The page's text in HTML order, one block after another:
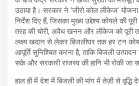
उठाया है। सरकार ने ‘जीरो कोल लीकेज’
निर्देश दिए हैं, जिसका मुख्य उद्देश्य कोयले की
तरह की चोरी, अवैध खनन और लीकेज को पूरी
लक्ष्य खदान से लेकर बिजलीघर तक हर टन
आपूर्ति सुनिश्चित करना है, ताकि बिजली उत्पादन
सके और सरकारी राजस्व की हानि भी रोकी जा
हाल ही में देश में बिजली की मांग में तेज़ी से